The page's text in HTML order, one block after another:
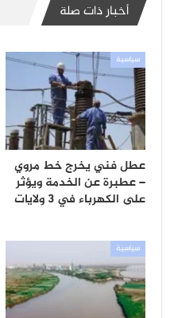
أخبار ذات صلة
سياسية
عطل فني يخرج خط مروي
– عطبرة عن الخدمة ويؤثر
على الكهرباء في 3 ولايات
سياسية